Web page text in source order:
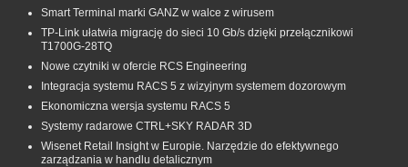
Smart Terminal marki GANZ w walce z wirusem
TP-Link ułatwia migrację do sieci 10 Gb/s dzięki przełącznikowi
T1700G‑28TQ
Nowe czytniki w ofercie RCS Engineering
Integracja systemu RACS 5 z wizyjnym systemem dozorowym
Ekonomiczna wersja systemu RACS 5
Systemy radarowe CTRL+SKY RADAR 3D
Wisenet Retail Insight w Europie. Narzędzie do efektywnego
zarządzania w handlu detalicznym